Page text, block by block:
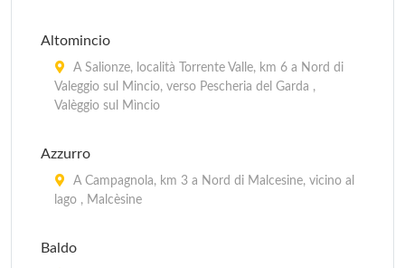
Altomincio
A Salionze, località Torrente Valle, km 6 a Nord di
Valeggio sul Mincio, verso Pescheria del Garda ,
Valèggio sul Mìncio
Azzurro
A Campagnola, km 3 a Nord di Malcesine, vicino al
lago , Malcèsine
Baldo